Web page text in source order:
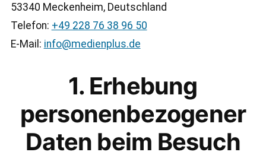
53340 Meckenheim, Deutschland
Telefon: +49 228 76 38 96 50
E-Mail: info@medienplus.de
1. Erhebung
personenbezogener
Daten beim Besuch